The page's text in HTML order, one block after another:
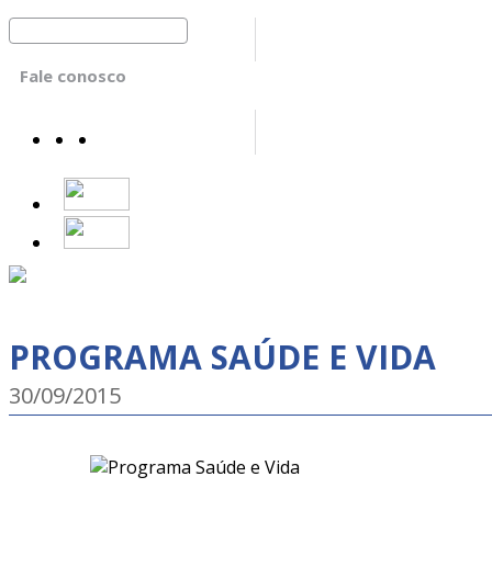
Fale conosco
PROGRAMA SAÚDE E VIDA
30/09/2015